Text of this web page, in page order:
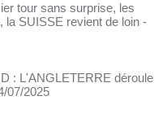
tour sans surprise, les
la SUISSE revient de loin -
: L'ANGLETERRE déroule
07/2025